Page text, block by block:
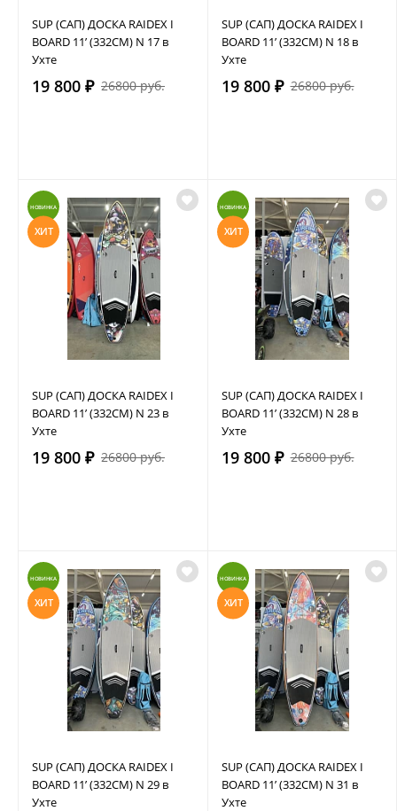
SUP (САП) ДОСКА RAIDEX I
BOARD 11’ (332СМ) N 17 в
Ухте
19 800 ₽ 26800 руб.
SUP (САП) ДОСКА RAIDEX I
BOARD 11’ (332СМ) N 18 в
Ухте
19 800 ₽ 26800 руб.
НОВИНКА
ХИТ
SUP (САП) ДОСКА RAIDEX I
BOARD 11’ (332СМ) N 23 в
Ухте
19 800 ₽ 26800 руб.
НОВИНКА
ХИТ
SUP (САП) ДОСКА RAIDEX I
BOARD 11’ (332СМ) N 28 в
Ухте
19 800 ₽ 26800 руб.
НОВИНКА
ХИТ
SUP (САП) ДОСКА RAIDEX I
BOARD 11’ (332СМ) N 29 в
Ухте
НОВИНКА
ХИТ
SUP (САП) ДОСКА RAIDEX I
BOARD 11’ (332СМ) N 31 в
Ухте